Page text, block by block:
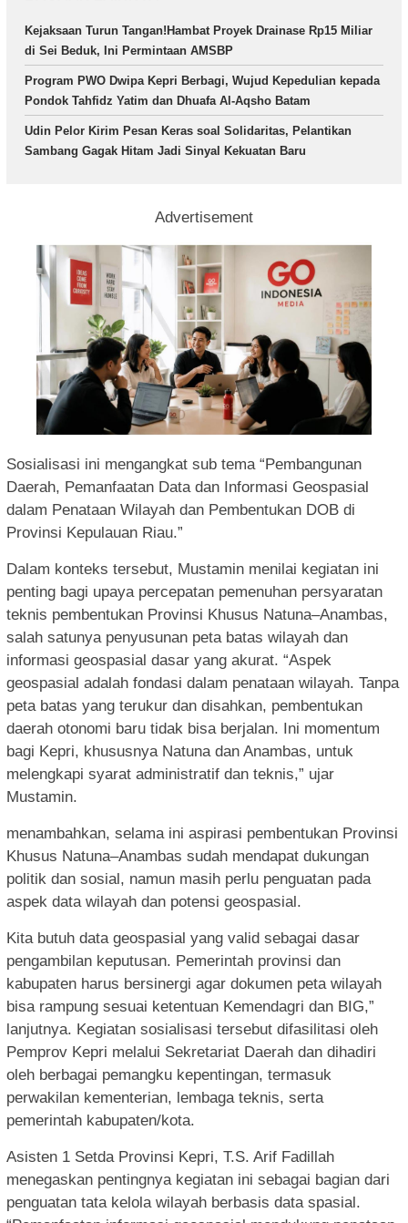
Kejaksaan Turun Tangan!Hambat Proyek Drainase Rp15 Miliar
di Sei Beduk, Ini Permintaan AMSBP
Program PWO Dwipa Kepri Berbagi, Wujud Kepedulian kepada
Pondok Tahfidz Yatim dan Dhuafa Al-Aqsho Batam
Udin Pelor Kirim Pesan Keras soal Solidaritas, Pelantikan
Sambang Gagak Hitam Jadi Sinyal Kekuatan Baru
Advertisement
Sosialisasi ini mengangkat sub tema “Pembangunan
Daerah, Pemanfaatan Data dan Informasi Geospasial
dalam Penataan Wilayah dan Pembentukan DOB di
Provinsi Kepulauan Riau.”
Dalam konteks tersebut, Mustamin menilai kegiatan ini
penting bagi upaya percepatan pemenuhan persyaratan
teknis pembentukan Provinsi Khusus Natuna–Anambas,
salah satunya penyusunan peta batas wilayah dan
informasi geospasial dasar yang akurat. “Aspek
geospasial adalah fondasi dalam penataan wilayah. Tanpa
peta batas yang terukur dan disahkan, pembentukan
daerah otonomi baru tidak bisa berjalan. Ini momentum
bagi Kepri, khususnya Natuna dan Anambas, untuk
melengkapi syarat administratif dan teknis,” ujar
Mustamin.
menambahkan, selama ini aspirasi pembentukan Provinsi
Khusus Natuna–Anambas sudah mendapat dukungan
politik dan sosial, namun masih perlu penguatan pada
aspek data wilayah dan potensi geospasial.
Kita butuh data geospasial yang valid sebagai dasar
pengambilan keputusan. Pemerintah provinsi dan
kabupaten harus bersinergi agar dokumen peta wilayah
bisa rampung sesuai ketentuan Kemendagri dan BIG,”
lanjutnya. Kegiatan sosialisasi tersebut difasilitasi oleh
Pemprov Kepri melalui Sekretariat Daerah dan dihadiri
oleh berbagai pemangku kepentingan, termasuk
perwakilan kementerian, lembaga teknis, serta
pemerintah kabupaten/kota.
Asisten 1 Setda Provinsi Kepri, T.S. Arif Fadillah
menegaskan pentingnya kegiatan ini sebagai bagian dari
penguatan tata kelola wilayah berbasis data spasial.